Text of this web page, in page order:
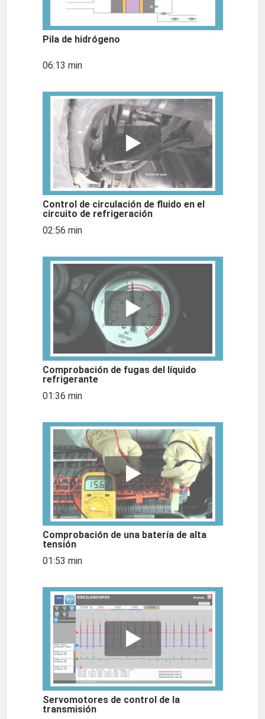
Pila de hidrógeno
06:13 min
Control de circulación de fluido en el
circuito de refrigeración
02:56 min
Comprobación de fugas del líquido
refrigerante
01:36 min
Comprobación de una batería de alta
tensión
01:53 min
Servomotores de control de la
transmisión